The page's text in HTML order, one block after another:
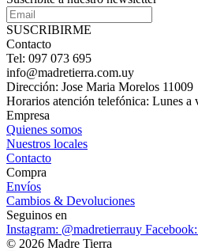
SUSCRIBIRME
Contacto
Tel: 097 073 695
info@madretierra.com.uy
Dirección: Jose Maria Morelos 11009
Horarios atención telefónica: Lunes a
Empresa
Quienes somos
Nuestros locales
Contacto
Compra
Envíos
Cambios & Devoluciones
Seguinos en
Instagram: @madretierrauy
© 2026 Madre Tierra